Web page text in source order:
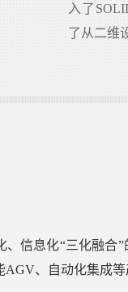
入了
了从二维
信息化“三化融
、自动化集成